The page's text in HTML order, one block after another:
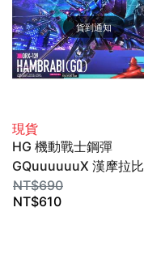
貨到通知
現貨
HG 機動戰士鋼彈
GQuuuuuuX 漢摩拉比
(GQ) 組裝模型 1/144
BANDAI SPIRITS
NT$690
NT$610